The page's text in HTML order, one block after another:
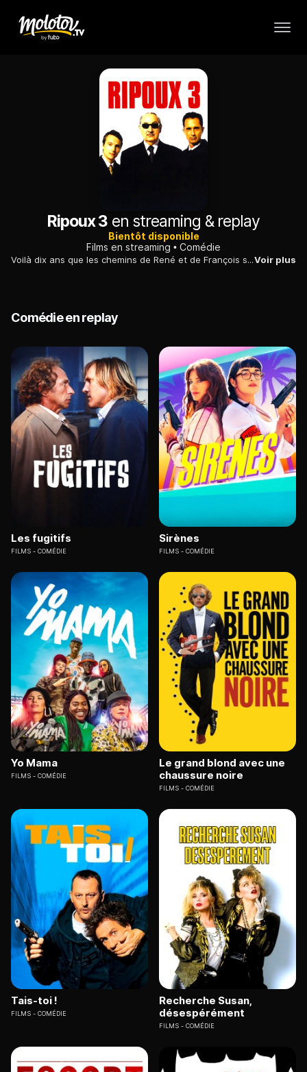
Ripoux 3 en streaming & replay
Bientôt disponible
Films en streaming
Comédie
Voilà dix ans que les chemins de René et de François se sont séparés. De l'époque glorieuse où, flics, ils écumaient le quartier Montmartre, il ne leur reste qu'une poignée de souvenirs, l'argent de leurs ripouseries s'étant évaporé avec le temps. Tout à une fin. Jusqu'à ce que ça recommence.René, à la limite de la clochardisation, survit avec pour domicile un bateau déglingué amarré dans le bassin de l'arsenal en contrebas à la BRB, la Brigade de Répression du Banditisme. Le destin s'emploie à réunir de nouveau René et François. Cette fois non plus côte à côte, mais l'un contre l'autre.Passionné depuis toujours par les courses de chevaux et sûr d'un tuyau aussi gagnant que crevé, René veut à tout prix emprunter une somme dérisoire pour jouer. Il va se retrouver ainsi embarqué dans une affaire de blanchiment d'argent à laquelle sont mêlés des commerçants chinois de Belleville...Voir plus
Comédie en replay
Les fugitifs
FILMS COMÉDIE
Sirènes
FILMS COMÉDIE
Yo Mama
FILMS COMÉDIE
Le grand blond avec une
chaussure noire
FILMS COMÉDIE
Tais-toi !
FILMS COMÉDIE
Recherche Susan,
désespérément
FILMS COMÉDIE